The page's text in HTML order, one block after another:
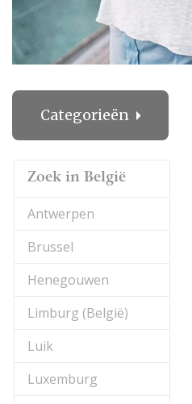
Categorieën
Zoek in België
Antwerpen
Brussel
Henegouwen
Limburg (België)
Luik
Luxemburg